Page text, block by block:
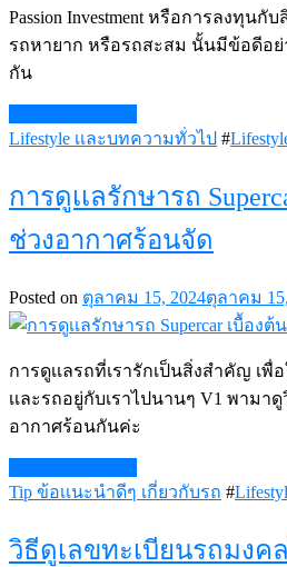
Passion Investment หรือการลงทุนกั
รถหายาก หรือรถสะสม นั้นมีข้อดีอย่
กัน
Lifestyle เเละบทความทั่วไป #
การดูเเลรักษารถ
ช่วงอากาศร้อนจัด
Posted on ตุลาคม 15, 2024ตุลาคม
การดูเเลรถที่เรารักเป็นสิ่งสำคัญ เ
เเละรถอยู่กับเราไปนานๆ V1 พามาดู
อากาศร้อนกันค่ะ
Tip ข้อเเนะนำดีๆ เกี่ยวกับรถ #
วิธีดูเลขทะเบียนรถมงค